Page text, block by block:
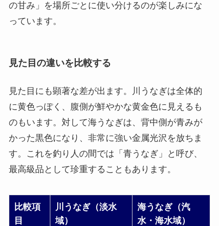
の甘み」を場所ごとに使い分けるのが楽しみにな
っています。
見た目の違いを比較する
見た目にも顕著な差が出ます。川うなぎは全体的
に黄色っぽく、腹側が鮮やかな黄金色に見えるも
のもいます。対して海うなぎは、背中側が青みが
かった黒色になり、非常に強い金属光沢を放ちま
す。これを釣り人の間では「青うなぎ」と呼び、
最高級品として珍重することもあります。
比較項
目
川うなぎ（淡水
域）
海うなぎ（汽
水・海水域）